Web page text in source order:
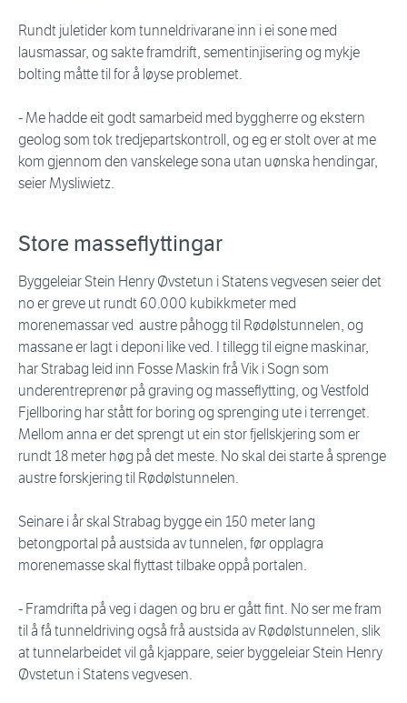
Rundt juletider kom tunneldrivarane inn i ei sone med
lausmassar, og sakte framdrift, sementinjisering og mykje
bolting måtte til for å løyse problemet.
- Me hadde eit godt samarbeid med byggherre og ekstern
geolog som tok tredjepartskontroll, og eg er stolt over at me
kom gjennom den vanskelege sona utan uønska hendingar,
seier Mysliwietz.
Store masseflyttingar
Byggeleiar Stein Henry Øvstetun i Statens vegvesen seier det
no er greve ut rundt 60.000 kubikkmeter med
morenemassar ved austre påhogg til Rødølstunnelen, og
massane er lagt i deponi like ved. I tillegg til eigne maskinar,
har Strabag leid inn Fosse Maskin frå Vik i Sogn som
underentreprenør på graving og masseflytting, og Vestfold
Fjellboring har stått for boring og sprenging ute i terrenget.
Mellom anna er det sprengt ut ein stor fjellskjering som er
rundt 18 meter høg på det meste. No skal dei starte å sprenge
austre forskjering til Rødølstunnelen.
Seinare i år skal Strabag bygge ein 150 meter lang
betongportal på austsida av tunnelen, før opplagra
morenemasse skal flyttast tilbake oppå portalen.
- Framdrifta på veg i dagen og bru er gått fint. No ser me fram
til å få tunneldriving også frå austsida av Rødølstunnelen, slik
at tunnelarbeidet vil gå kjappare, seier byggeleiar Stein Henry
Øvstetun i Statens vegvesen.